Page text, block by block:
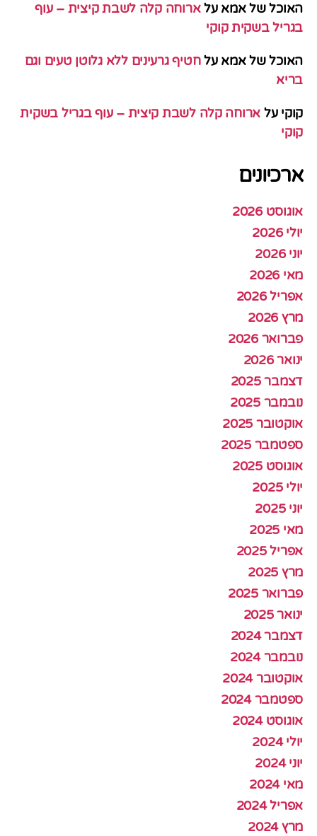
האוכל של אמא עלארוחה קלה לשבת קיצית – עוף
בגריל בשקית קוקי
האוכל של אמא עלחטיף גרעינים ללא גלוטן טעים וגם
בריא
קוקי על ארוחה קלה לשבת קיצית – עוף בגריל בשקית
קוקי
ארכיונים
אוגוסט 2026
יולי 2026
יוני 2026
מאי 2026
אפריל 2026
מרץ 2026
פברואר 2026
ינואר 2026
דצמבר 2025
נובמבר 2025
אוקטובר 2025
ספטמבר 2025
אוגוסט 2025
יולי 2025
יוני 2025
מאי 2025
אפריל 2025
מרץ 2025
פברואר 2025
ינואר 2025
דצמבר 2024
נובמבר 2024
אוקטובר 2024
ספטמבר 2024
אוגוסט 2024
יולי 2024
יוני 2024
מאי 2024
אפריל 2024
מרץ 2024